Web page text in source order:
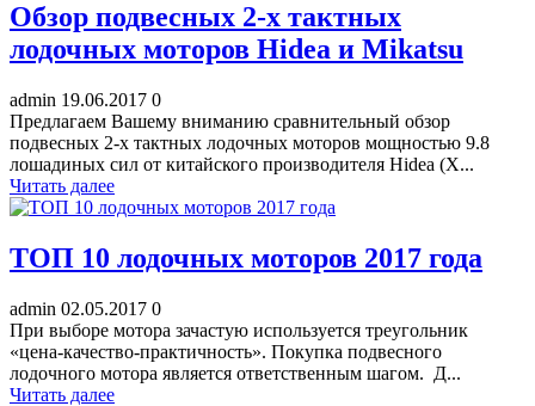
Обзор подвесных 2-х тактных
лодочных моторов Hidea и Mikatsu
admin 19.06.2017 0
Предлагаем Вашему вниманию сравнительный обзор
подвесных 2-х тактных лодочных моторов мощностью 9.8
лошадиных сил от китайского производителя Hidea (Х...
Читать далее
ТОП 10 лодочных моторов 2017 года
admin 02.05.2017 0
При выборе мотора зачастую используется треугольник
«цена-качество-практичность». Покупка подвесного
лодочного мотора является ответственным шагом. Д...
Читать далее